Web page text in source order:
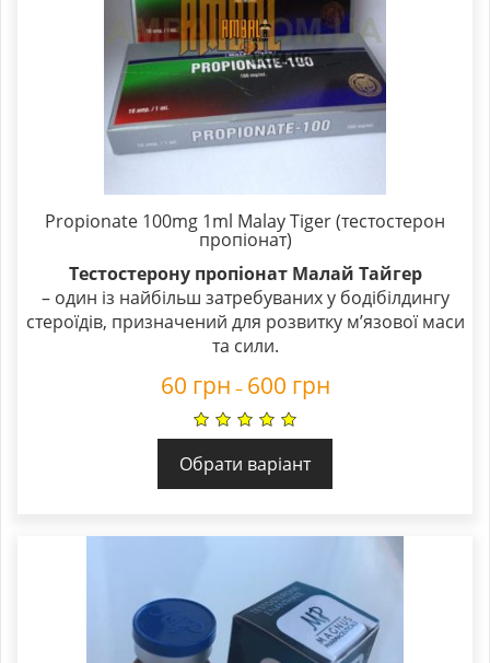
Propionate 100mg 1ml Malay Tiger (тестостерон
пропіонат)
Тестостерону пропіонат Малай Тайгер
– один із найбільш затребуваних у бодібілдингу
стероїдів, призначений для розвитку м’язової маси
та сили.
60 грн – 600 грн
Обрати варіант